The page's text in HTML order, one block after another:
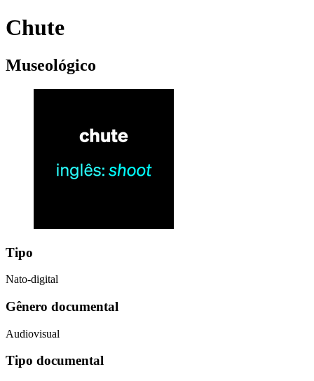
Chute
Museológico
Tipo
Nato-digital
Gênero documental
Audiovisual
Tipo documental